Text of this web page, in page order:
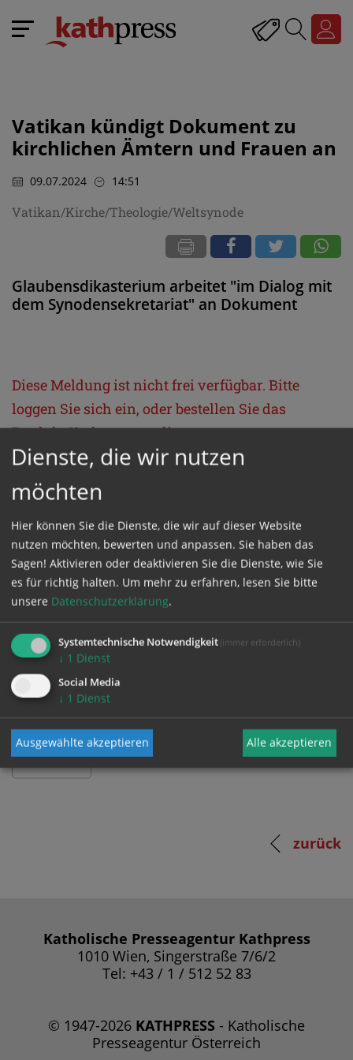
Vatikan kündigt Dokument zu
kirchlichen Ämtern und Frauen an
09.07.2024 14:51
Vatikan/Kirche/Theologie/Weltsynode
Glaubensdikasterium arbeitet "im Dialog mit
dem Synodensekretariat" an Dokument
Diese Meldung ist nicht frei verfügbar. Bitte
loggen Sie sich ein, oder bestellen Sie das
ProduktKathpress_online.
GESCHÜTZTER BEREICH
Bitte melden Sie sich mit Ihrem Benutzernamen
und Passwort an.
Benutzername
Passwort
zurück
Katholische Presseagentur Kathpress
1010 Wien, Singerstraße 7/6/2
Tel: +43 / 1 / 512 52 83
© 1947-2026 KATHPRESS - Katholische
Presseagentur Österreich
Dienste, die wir nutzen
möchten
Hier können Sie die Dienste, die wir auf dieser Website
nutzen möchten, bewerten und anpassen. Sie haben das
Sagen! Aktivieren oder deaktivieren Sie die Dienste, wie Sie
es für richtig halten. Um mehr zu erfahren, lesen Sie bitte
unsere Datenschutzerklärung.
Systemtechnische Notwendigkeit (immer erforderlich)
↓ 1 Dienst
Social Media
↓ 1 Dienst
Ausgewählte akzeptieren Alle akzeptieren